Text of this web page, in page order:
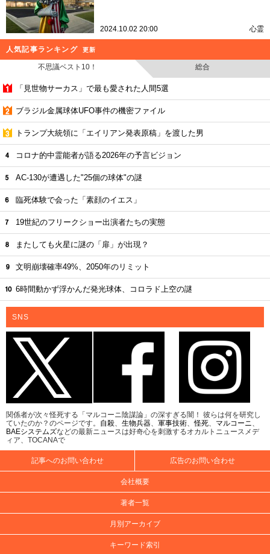
2024.10.02 20:00 心霊
人気記事ランキング 更新
不思議ベスト10！ 総合
「見世物サーカス」で最も愛された人間5選
ブラジル金属球体UFO事件の機密ファイル
トランプ大統領に「エイリアン発表原稿」を渡した男
コロナ的中霊能者が語る2026年の予言ビジョン
AC-130が遭遇した"25個の球体"の謎
臨死体験で会った「素顔のイエス」
19世紀のフリークショー出演者たちの実態
またしても火星に謎の「扉」が出現？
文明崩壊確率49%、2050年のリミット
6時間動かず浮かんだ発光球体、コロラド上空の謎
SNS
関係者が次々怪死する「マルコーニ陰謀論」の深すぎる闇！ 彼らは何を研究し
ていたのか？のページです。 自殺、 生物兵器、 軍事技術、怪死、 マルコーニ、
BAEシステムズなどの最新ニュースは好奇心を刺激するオカルトニュースメデ
ィア、TOCANAで
記事へのお問い合わせ 広告のお問い合わせ
会社概要
著者一覧
月別アーカイブ
キーワード索引